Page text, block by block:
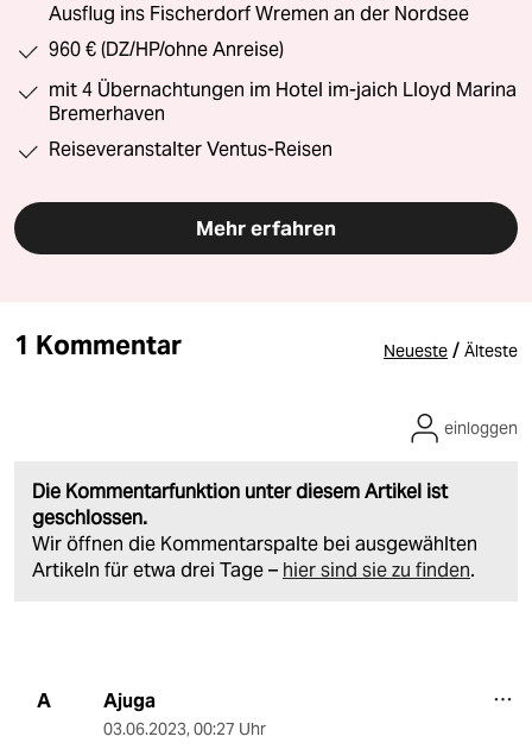
Ausflug ins Fischerdorf Wremen an der Nordsee
960 € (DZ/HP/ohne Anreise)
mit 4 Übernachtungen im Hotel im-jaich Lloyd Marina
Bremerhaven
Reiseveranstalter Ventus-Reisen
Mehr erfahren
1 Kommentar Neueste / Älteste
Die Kommentarfunktion unter diesem Artikel ist
geschlossen.
Wir öffnen die Kommentarspalte bei ausgewählten
Artikeln für etwa drei Tage – hier sind sie zu finden.
einloggen
A Ajuga
03.06.2023, 00:27 Uhr